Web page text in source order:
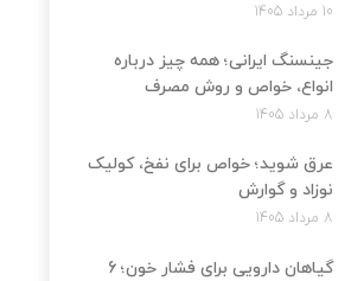
10 مرداد 1405
جینسنگ ایرانی؛ همه چیز درباره
انواع، خواص و روش مصرف
8 مرداد 1405
عرق شوید؛ خواص برای نفخ، کولیک
نوزاد و گوارش
8 مرداد 1405
گیاهان دارویی برای فشار خون؛ 6